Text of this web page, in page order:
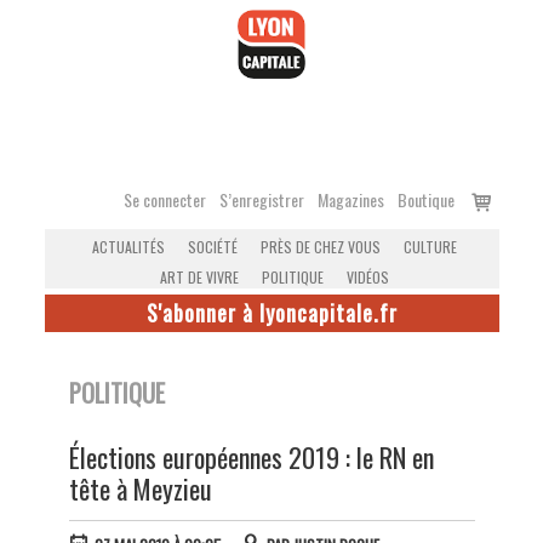
Se connecter S’enregistrer Magazines Boutique
Voir
ACTUALITÉS SOCIÉTÉ PRÈS DE CHEZ VOUS
CULTURE
ART DE VIVRE
POLITIQUE VIDÉOS
S'abonner à lyoncapitale.fr
POLITIQUE
Élections européennes 2019 : le RN en
tête à Meyzieu